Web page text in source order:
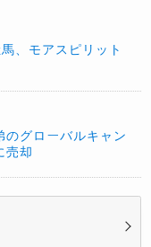
、モアスピリット
のグローバルキャン
売却